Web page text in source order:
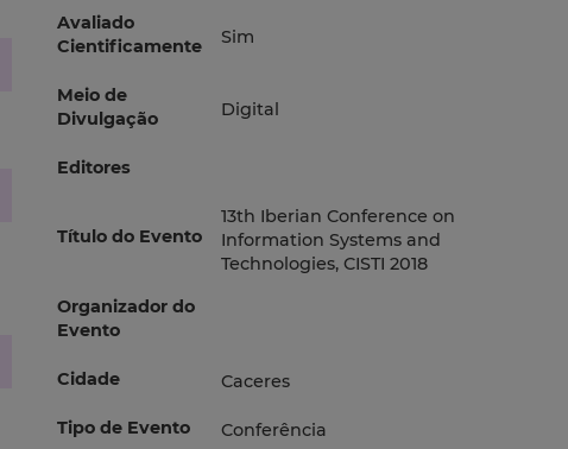
Avaliado
Cientificamente
Sim
Meio de
Divulgação
Digital
Editores
Título do Evento
13th Iberian Conference on
Information Systems and
Technologies, CISTI 2018
Organizador do
Evento
Cidade Caceres
Tipo de Evento Conferência